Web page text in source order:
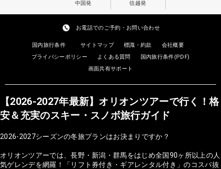
中国発 信越発
お電話でのご予約・お問い合わせ
国内旅行条件 サイトマップ 標識・約款
会社概要
プライバシーポリシー
よくある質問
国内旅行条件(PDF)
画面共有サポート
【2026-2027年最新】オリオンツアーで行く！格
安＆充実のスキー・スノボ旅行ガイド
2026-2027シーズンの冬旅プランはお決まりですか？
オリオンツアーでは、長野・新潟・群馬をはじめ全国90ヶ所以上の人
気ゲレンデを網羅！「リフト券付き・ギアレンタル付き」のコスパ抜